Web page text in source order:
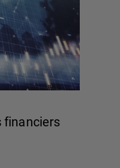
financiers